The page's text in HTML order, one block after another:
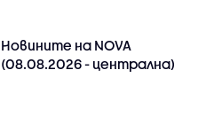
Новините на NOVA
(08.08.2026 - централна)